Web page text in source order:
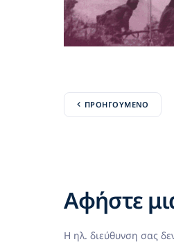
ΠΡΟΗΓΟΎΜΕΝΟ
Αφήστε
Η ηλ. διεύθυνση σας